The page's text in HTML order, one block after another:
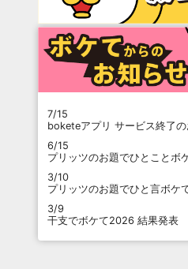
7/15
boketeアプリ サービス終了
6/15
プリッツのお題でひとことボ
3/10
プリッツのお題でひと言ボケ
3/9
干支でボケて2026 結果発表